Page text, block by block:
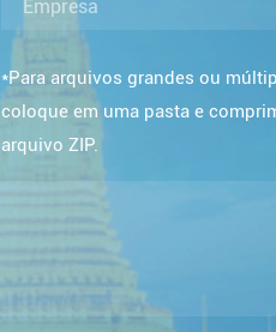
*Para arquivos grandes ou
coloque em uma pasta e
arquivo ZIP.